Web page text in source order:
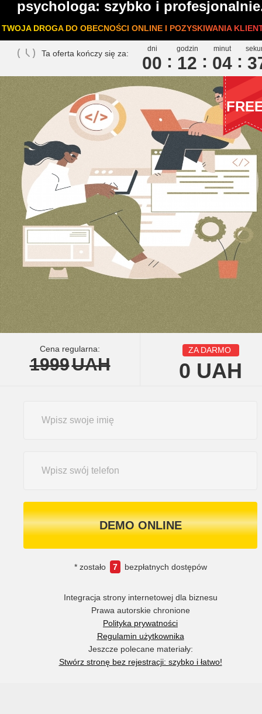
psychologa: szybko i
TWOJA DROGA DO OBECNOŚCI ONLINE I POZYSKIWANIA
Ta oferta kończy się za: dni
00
godzin
12
minut
04 3
Cena regularna:
1999UAH
ZA DARMO
0 UAH
DEMO ONLINE
* zostało 7 bezpłatnych dostępów
Integracja strony internetowej dla biznesu
Prawa autorskie chronione
Polityka prywatności
Regulamin użytkownika
Jeszcze polecane materiały:
Stwórz stronę bez rejestracji: szybko i łatwo!